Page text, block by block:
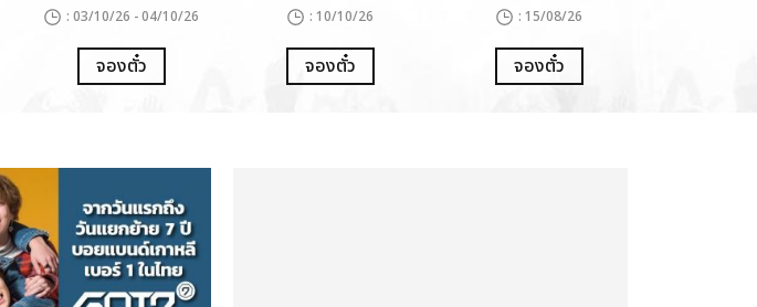
: 03/10/26 - 04/10/26
จองตั๋ว
: 10/10/26
จองตั๋ว
: 15/08/26
จองตั๋ว